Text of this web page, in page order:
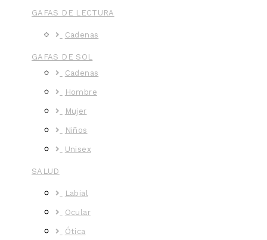
GAFAS DE LECTURA
Cadenas
GAFAS DE SOL
Cadenas
Hombre
Mujer
Niños
Unisex
SALUD
Labial
Ocular
Ótica